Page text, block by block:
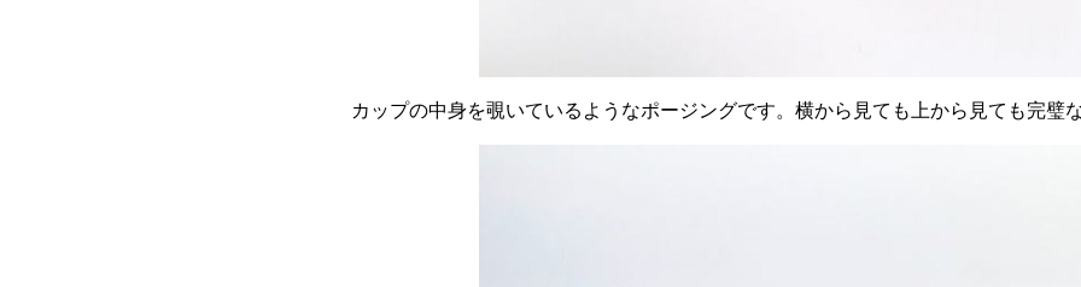
カップの中身を覗いているようなポージングです。横から見ても上から見ても完璧